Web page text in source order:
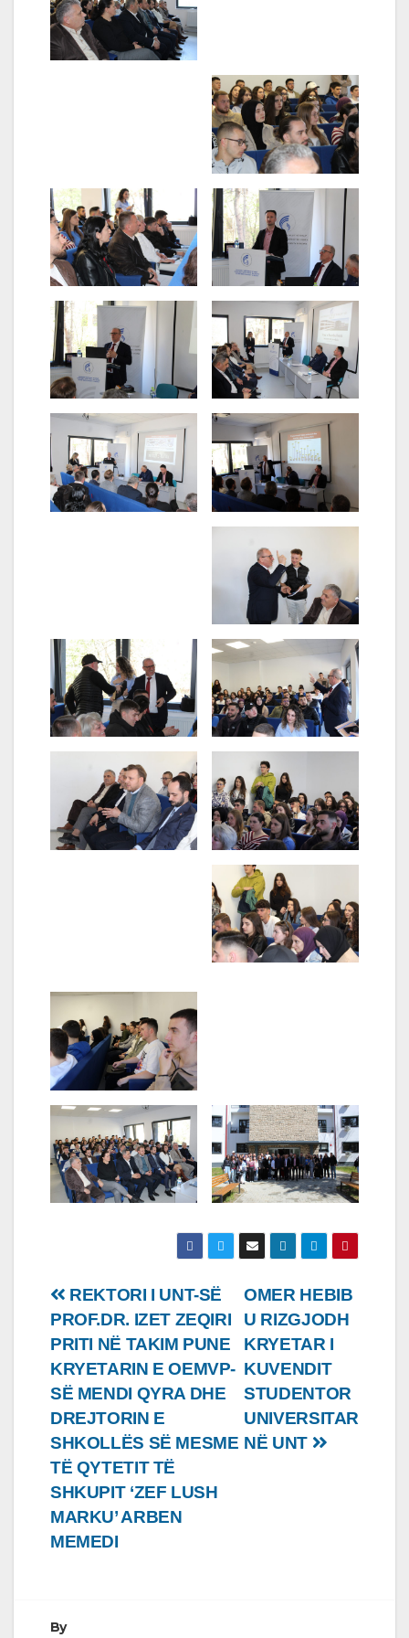
Lëvizje
te
postimet
OMER HEBIB
U RIZGJODH
KRYETAR I
KUVENDIT
STUDENTOR
UNIVERSITAR
NË UNT
REKTORI I UNT-SË
PROF.DR. IZET ZEQIRI
PRITI NË TAKIM PUNE
KRYETARIN E OEMVP-
SË MENDI QYRA DHE
DREJTORIN E
SHKOLLËS SË MESME
TË QYTETIT TË
SHKUPIT ‘ZEF LUSH
MARKU’ ARBEN
MEMEDI
By